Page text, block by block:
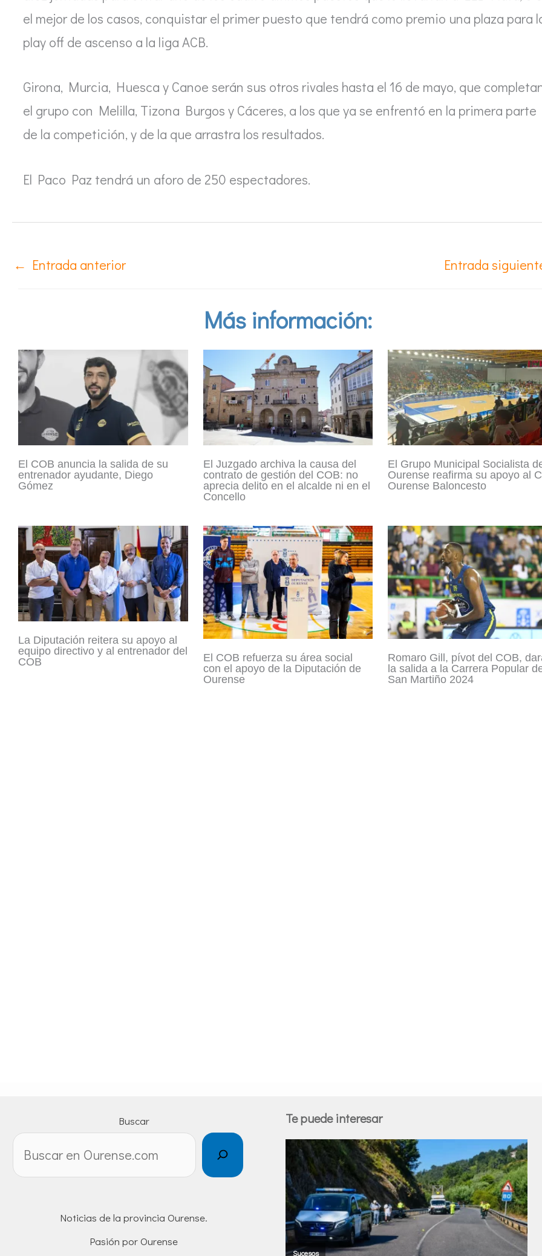
el mejor de los casos, conquistar el primer puesto que tendrá como premio una plaza para
play off de ascenso a la liga ACB.
Girona, Murcia, Huesca y Canoe serán sus otros rivales hasta el 16 de mayo, que
el grupo con Melilla, Tizona Burgos y Cáceres, a los que ya se enfrentó en la primera parte
de la competición, y de la que arrastra los resultados.
El Paco Paz tendrá un aforo de 250 espectadores.
← Entrada anterior Entrada
Más información:
El COB anuncia la salida de su
entrenador ayudante, Diego
Gómez
El Juzgado archiva la causa del
contrato de gestión del COB: no
aprecia delito en el alcalde ni en el
Concello
El Grupo Municipal Socialista
Ourense reafirma su apoyo al
Ourense Baloncesto
La Diputación reitera su apoyo al
equipo directivo y al entrenador del
COB
El COB refuerza su área social
con el apoyo de la Diputación de
Ourense
Romaro Gill, pívot del COB,
la salida a la Carrera Popular
San Martiño 2024
Buscar
Noticias de la provincia Ourense.
Pasión por Ourense
Te puede interesar